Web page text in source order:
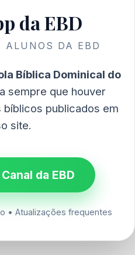
da EBD
ALUNOS DA EBD
Bíblica Dominical do
sempre que houver
publicados em
site.
da EBD
• Atualizações frequentes